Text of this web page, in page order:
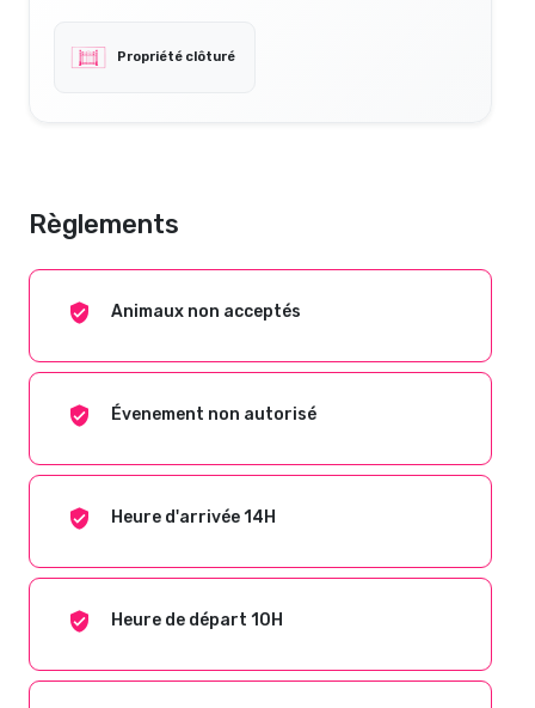
Propriété clôturé
Règlements
Animaux non acceptés
Évenement non autorisé
Heure d'arrivée 14H
Heure de départ 10H